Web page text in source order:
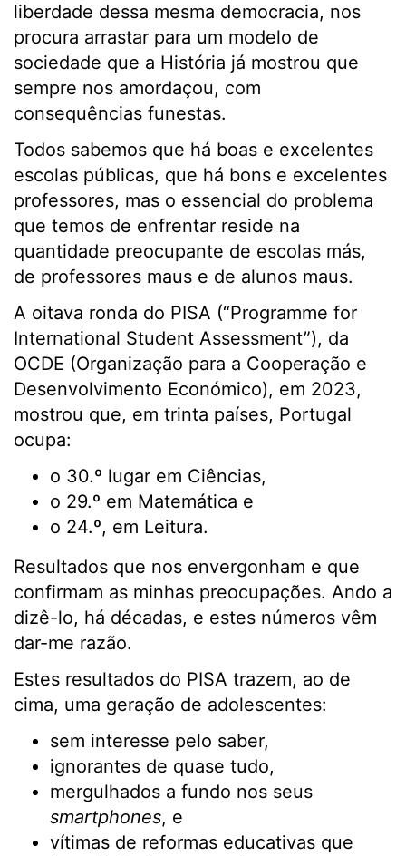
liberdade dessa mesma democracia, nos
procura arrastar para um modelo de
sociedade que a História já mostrou que
sempre nos amordaçou, com
consequências funestas.
Todos sabemos que há boas e excelentes
escolas públicas, que há bons e excelentes
professores, mas o essencial do problema
que temos de enfrentar reside na
quantidade preocupante de escolas más,
de professores maus e de alunos maus.
A oitava ronda do PISA (“Programme for
International Student Assessment”), da
OCDE (Organização para a Cooperação e
Desenvolvimento Económico), em 2023,
mostrou que, em trinta países, Portugal
ocupa:
o 30.º lugar em Ciências,
o 29.º em Matemática e
o 24.º, em Leitura.
Resultados que nos envergonham e que
confirmam as minhas preocupações. Ando a
dizê-lo, há décadas, e estes números vêm
dar-me razão.
Estes resultados do PISA trazem, ao de
cima, uma geração de adolescentes:
sem interesse pelo saber,
ignorantes de quase tudo,
mergulhados a fundo nos seus
smartphones, e
vítimas de reformas educativas que